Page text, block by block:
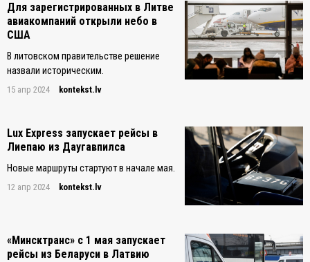
Для зарегистрированных в Литве
авиакомпаний открыли небо в
США
В литовском правительстве решение
назвали историческим.
15 апр 2024 kontekst.lv
Lux Express запускает рейсы в
Лиепаю из Даугавпилса
Новые маршруты стартуют в начале мая.
12 апр 2024 kontekst.lv
«Минсктранс» с 1 мая запускает
рейсы из Беларуси в Латвию